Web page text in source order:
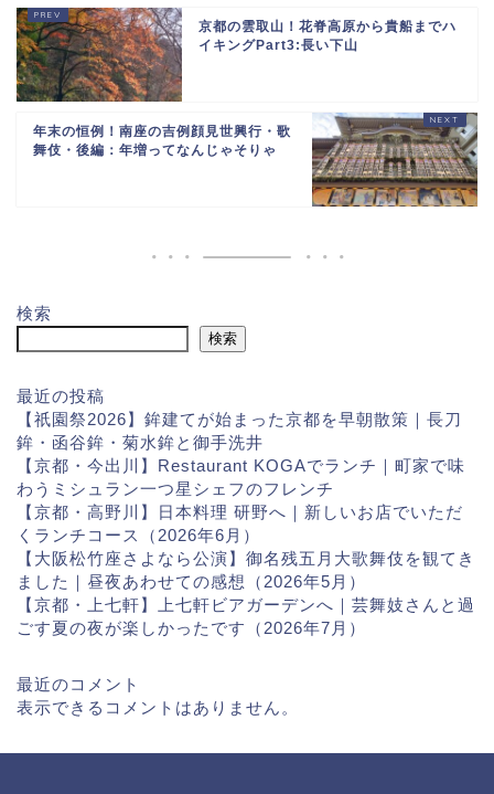
京都の雲取山！花脊高原から貴船までハ
イキングPart3:長い下山
年末の恒例！南座の吉例顔見世興行・歌
舞伎・後編：年増ってなんじゃそりゃ
検索
検索
最近の投稿
【祇園祭2026】鉾建てが始まった京都を早朝散策｜長刀
鉾・函谷鉾・菊水鉾と御手洗井
【京都・今出川】Restaurant KOGAでランチ｜町家で味
わうミシュラン一つ星シェフのフレンチ
【京都・高野川】日本料理 研野へ｜新しいお店でいただ
くランチコース（2026年6月）
【大阪松竹座さよなら公演】御名残五月大歌舞伎を観てき
ました｜昼夜あわせての感想（2026年5月）
【京都・上七軒】上七軒ビアガーデンへ｜芸舞妓さんと過
ごす夏の夜が楽しかったです（2026年7月）
最近のコメント
表示できるコメントはありません。